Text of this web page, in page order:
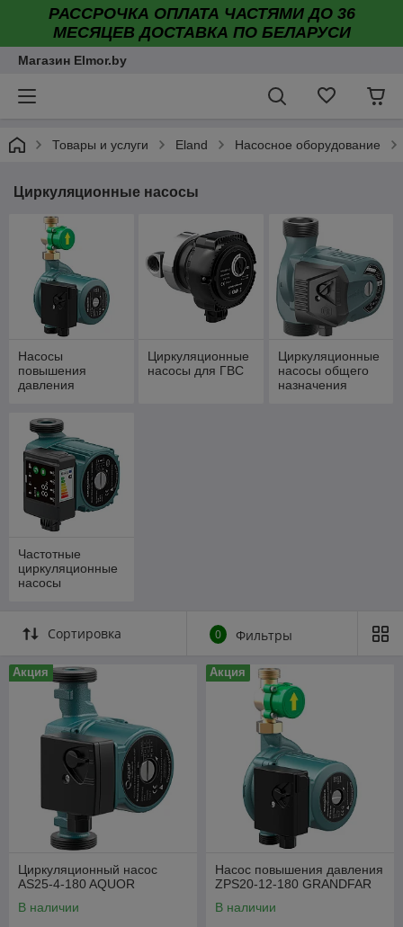
РАССРОЧКА ОПЛАТА ЧАСТЯМИ ДО 36
МЕСЯЦЕВ ДОСТАВКА ПО БЕЛАРУСИ
Магазин Elmor.by
Товары и услуги Eland Насосное оборудование
Циркуляционные насосы
Насосы
повышения
давления
Циркуляционные
насосы для ГВС
Циркуляционные
насосы общего
назначения
Частотные
циркуляционные
насосы
Сортировка 0 Фильтры
Акция
Циркуляционный насос
AS25-4-180 AQUOR
В наличии
Акция
Насос повышения давления
ZPS20-12-180 GRANDFAR
В наличии